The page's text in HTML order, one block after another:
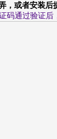
，或者安装
码通过验证后